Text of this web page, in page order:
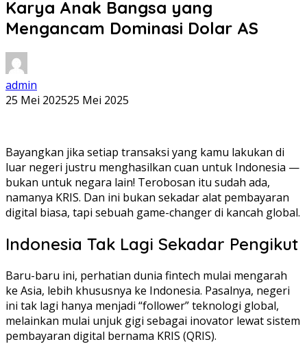
Karya Anak Bangsa yang
Mengancam Dominasi Dolar AS
admin
25 Mei 202525 Mei 2025
Bayangkan jika setiap transaksi yang kamu lakukan di
luar negeri justru menghasilkan cuan untuk Indonesia —
bukan untuk negara lain! Terobosan itu sudah ada,
namanya KRIS. Dan ini bukan sekadar alat pembayaran
digital biasa, tapi sebuah game-changer di kancah global.
Indonesia Tak Lagi Sekadar Pengikut
Baru-baru ini, perhatian dunia fintech mulai mengarah
ke Asia, lebih khususnya ke Indonesia. Pasalnya, negeri
ini tak lagi hanya menjadi “follower” teknologi global,
melainkan mulai unjuk gigi sebagai inovator lewat sistem
pembayaran digital bernama KRIS (QRIS).